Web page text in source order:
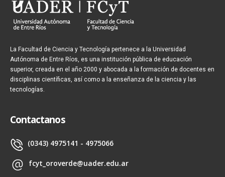
La Facultad de Ciencia y Tecnología pertenece a la Universidad
Autónoma de Entre Ríos, es una institución pública de educación
superior, creada en el año 2000 y abocada a la formación de docentes en
disciplinas científicas, así como a la enseñanza de la ciencia y las
tecnologías.
Contactanos
(0343) 4975141 - 4975066
fcyt_oroverde@uader.edu.ar